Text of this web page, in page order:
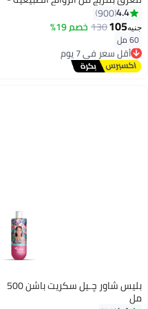
60 مل4.4
900
جنيه105
130 خصم 19%
60 ملأقل سعر في 7 يوم
توصيل مجاني
أقل سعر في 7 يوم
بليس شاور چـيل سكريت باشن 500
مل